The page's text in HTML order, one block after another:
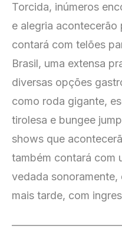
Torcida, inúmeros
e alegria
contará com telões
Brasil, uma extensa
diversas opções
como roda gigante,
tirolesa e bungee
shows que
também contará com
vedada
mais tarde, com